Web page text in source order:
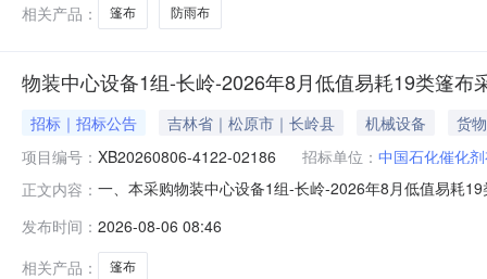
相关产品：
篷布 防雨布
物装中心设备1组-长岭-2026年8月低值易耗19类篷布
招标｜招标公告 吉林省｜松原市｜长岭县 机械设备
货物
项目编号： XB20260806-4122-02186 招标单位： 中国石化催化
正文内容： 一、本采购物装中心设备1组-长岭-2026年8月低值易耗
29催化剂长岭物装设备项目工厂/四、供应商资格要求
发布时间： 2026-08-06 08:46
相关产品：
篷布